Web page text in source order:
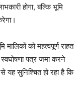
होगा, बल्कि भूमि
मालिकों को महत्वपूर्ण राहत
पत्र जमा करने
सुनिश्चित हो रहा है कि